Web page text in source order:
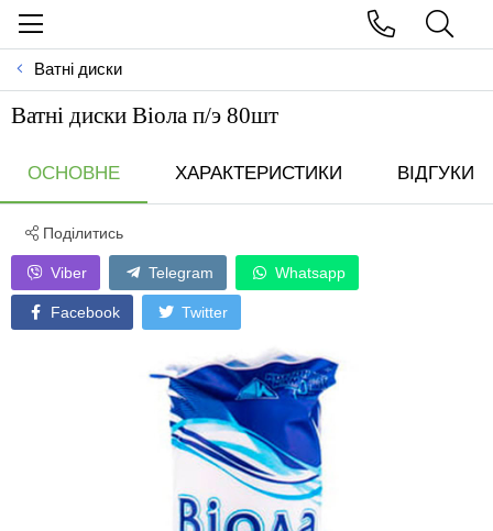
Ватні диски
Ватні диски Віола п/э 80шт
ОСНОВНЕ ХАРАКТЕРИСТИКИ ВІДГУКИ
Поділитись
Viber Telegram Whatsapp
Facebook Twitter